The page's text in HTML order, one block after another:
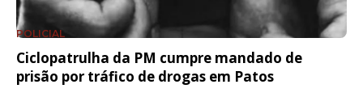
POLICIAL
Ciclopatrulha da PM cumpre mandado de
prisão por tráfico de drogas em Patos